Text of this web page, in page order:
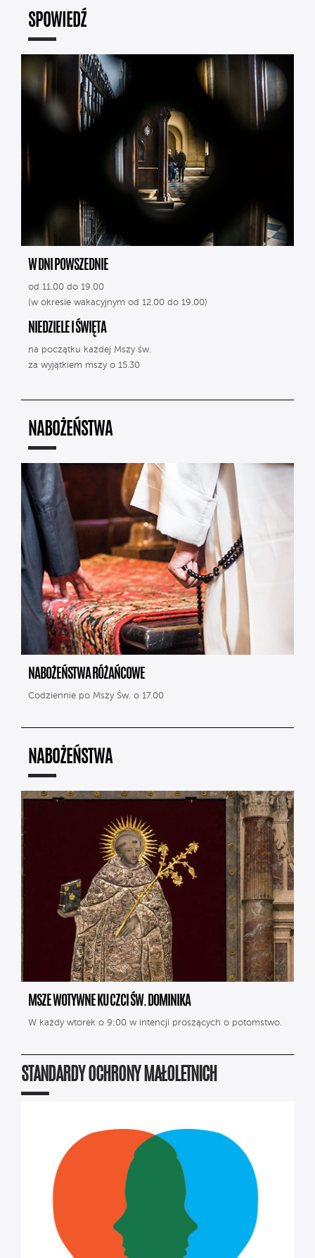
SPOWIEDŹ
W DNI POWSZEDNIE
od 11.00 do 19.00
(w okresie wakacyjnym od 12.00 do 19.00)
NIEDZIELE I ŚWIĘTA
na początku każdej Mszy św.
za wyjątkiem mszy o 15.30
NABOŻEŃSTWA
NABOŻEŃSTWA RÓŻAŃCOWE
Codziennie po Mszy Św. o 17.00
NABOŻEŃSTWA
MSZE WOTYWNE KU CZCI ŚW. DOMINIKA
W każdy wtorek o 9:00 w intencji proszących o potomstwo.
STANDARDY OCHRONY MAŁOLETNICH